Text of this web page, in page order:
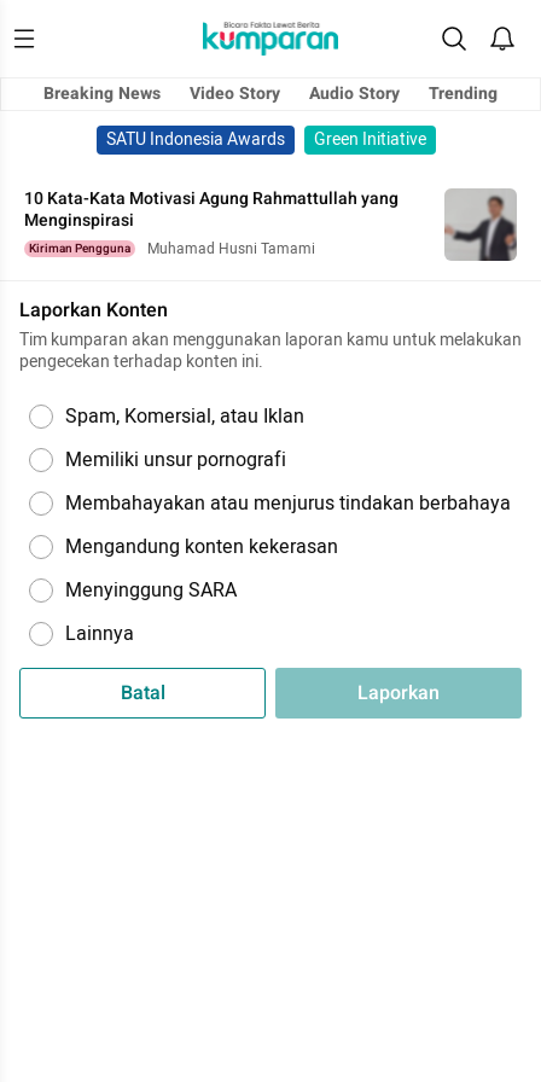
Breaking News Video Story Audio Story
Trending
SATU Indonesia Awards
Green Initiative
10 Kata-Kata Motivasi Agung Rahmattullah yang
Menginspirasi
Kiriman Pengguna Muhamad Husni Tamami
Laporkan Konten
Tim kumparan akan menggunakan laporan kamu untuk melakukan
pengecekan terhadap konten ini.
Spam, Komersial, atau Iklan
Memiliki unsur pornografi
Membahayakan atau menjurus tindakan berbahaya
Mengandung konten kekerasan
Menyinggung SARA
Lainnya
Batal Laporkan